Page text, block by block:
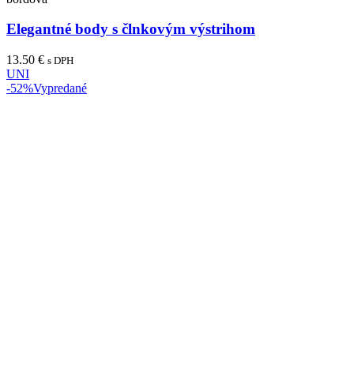
Elegantné body s člnkovým výstrihom
13.50 € s DPH
UNI
-52%Vypredané